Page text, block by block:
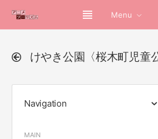
Menu
けやき公園〈桜木町児童
Navigation
MAIN